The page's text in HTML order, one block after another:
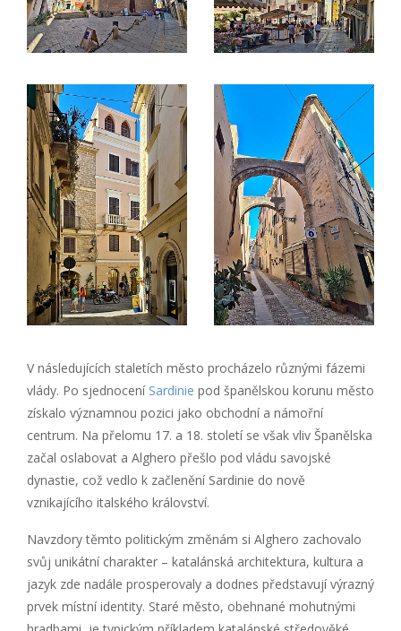
V následujících staletích město procházelo různými fázemi
vlády. Po sjednocení Sardinie pod španělskou korunu město
získalo významnou pozici jako obchodní a námořní
centrum. Na přelomu 17. a 18. století se však vliv Španělska
začal oslabovat a Alghero přešlo pod vládu savojské
dynastie, což vedlo k začlenění Sardinie do nově
vznikajícího italského království.
Navzdory těmto politickým změnám si Alghero zachovalo
svůj unikátní charakter – katalánská architektura, kultura a
jazyk zde nadále prosperovaly a dodnes představují výrazný
prvek místní identity. Staré město, obehnané mohutnými